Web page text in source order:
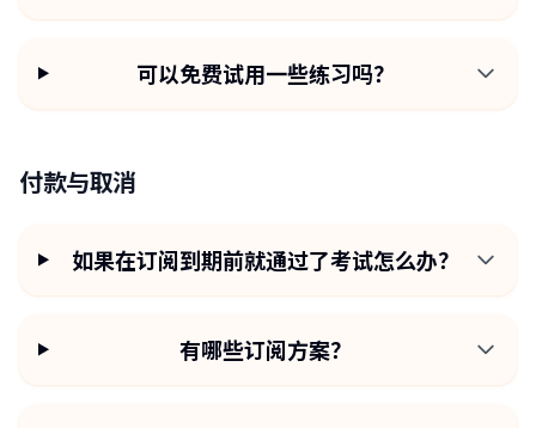
可以免费试用一些练习吗？
付款与取消
如果在订阅到期前就通过了考试怎么办？
有哪些订阅方案？